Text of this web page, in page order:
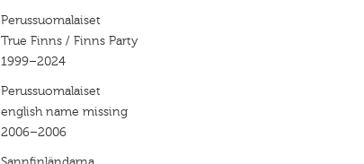
Perussuomalaiset
True Finns / Finns Party
1999–2024
Perussuomalaiset
english name missing
2006–2006